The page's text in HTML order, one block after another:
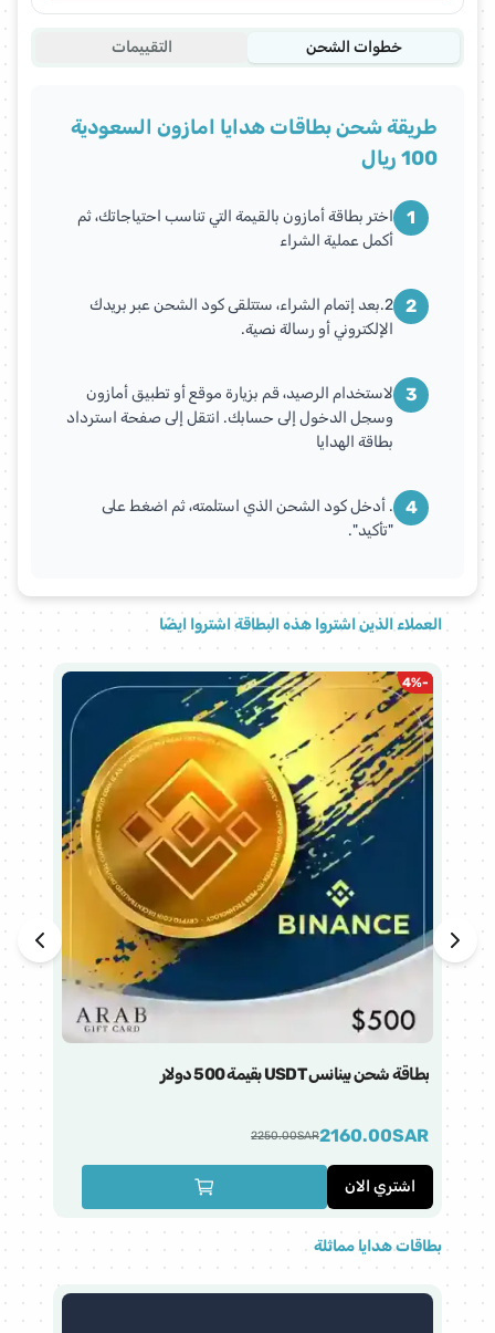
خطوات الشحن التقييمات
طريقة شحن بطاقات هدايا امازون السعودية
100 ريال
1
اختر بطاقة أمازون بالقيمة التي تناسب احتياجاتك، ثم
أكمل عملية الشراء
2
2.بعد إتمام الشراء، ستتلقى كود الشحن عبر بريدك
الإلكتروني أو رسالة نصية.
3
لاستخدام الرصيد، قم بزيارة موقع أو تطبيق أمازون
وسجل الدخول إلى حسابك. انتقل إلى صفحة استرداد
بطاقة الهدايا
4
. أدخل كود الشحن الذي استلمته، ثم اضغط على
"تأكيد".
العملاء الذين اشتروا هذه البطاقة اشتروا ايضًا
-
4%
بطاقة شحن بينانس USDT بقيمة 500 دولار
2160.00SAR
2250.00SAR
اشتري الان
بطاقات هدايا مماثلة